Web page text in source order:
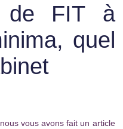
de FIT à
quel
vous avons fait un article